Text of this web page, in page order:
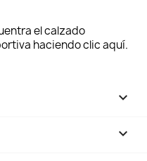
el calzado
haciendo clic aquí.

